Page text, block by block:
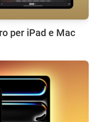
per iPad e Mac